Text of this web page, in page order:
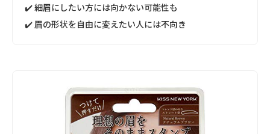
✔️ 細眉にしたい方には向かない可能性も
✔️ 眉の形状を自由に変えたい人には不向き